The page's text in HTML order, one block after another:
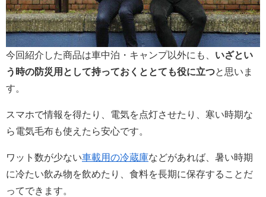
今回紹介した商品は車中泊・キャンプ以外にも、 いざとい
う時の防災用として持っておくととても役に立つと思いま
す。
スマホで情報を得たり、電気を点灯させたり、寒い時期な
ら電気毛布も使えたら安心です。
ワット数が少ない車載用の冷蔵庫などがあれば、暑い時期
に冷たい飲み物を飲めたり、食料を長期に保存することだ
ってできます。